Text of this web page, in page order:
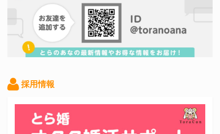
採用情報